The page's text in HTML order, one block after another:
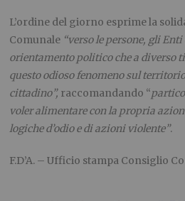
L’ordine del giorno esprime la
Comunale “verso le persone, gli
orientamento politico che a diverso
questo odioso fenomeno sul
cittadino”, raccomandando “
voler alimentare con la propria
logiche d’odio e di azioni violente”.
F.D’A. – Ufficio stampa Consiglio